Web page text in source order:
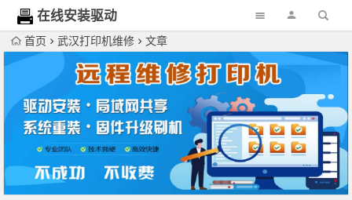
在线安装驱动
网首页 武汉打印机维修 文章